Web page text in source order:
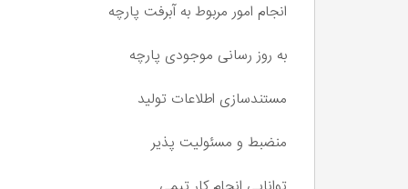
انجام امور مربوط به آبرفت پارچه
به روز رسانی موجودی پارچه
مستندسازی اطلاعات تولید
منضبط و مسئولیت پذیر